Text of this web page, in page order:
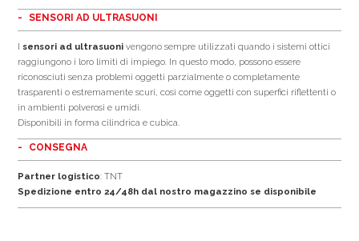
SENSORI AD ULTRASUONI
Isensori ad ultrasuoni vengono sempre utilizzati quando i sistemi ottici
raggiungono i loro limiti di impiego. In questo modo, possono essere
riconosciuti senza problemi oggetti parzialmente o completamente
trasparenti o estremamente scuri, così come oggetti con superfici riflettenti o
in ambienti polverosi e umidi.
Disponibili in forma cilindrica e cubica.
CONSEGNA
Partner logistico: TNT
Spedizione entro 24/48h dal nostro magazzino se disponibile